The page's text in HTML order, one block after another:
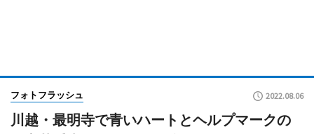
フォトフラッシュ 2022.08.06
川越・最明寺で青いハートとヘルプマークの